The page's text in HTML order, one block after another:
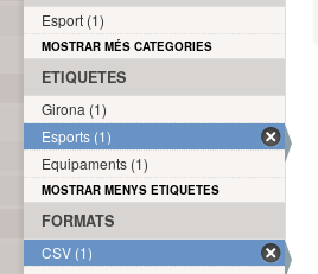
Esport (1)
MOSTRAR MÉS CATEGORIES
ETIQUETES
Girona (1)
Esports (1)
Equipaments (1)
MOSTRAR MENYS ETIQUETES
FORMATS
CSV (1)